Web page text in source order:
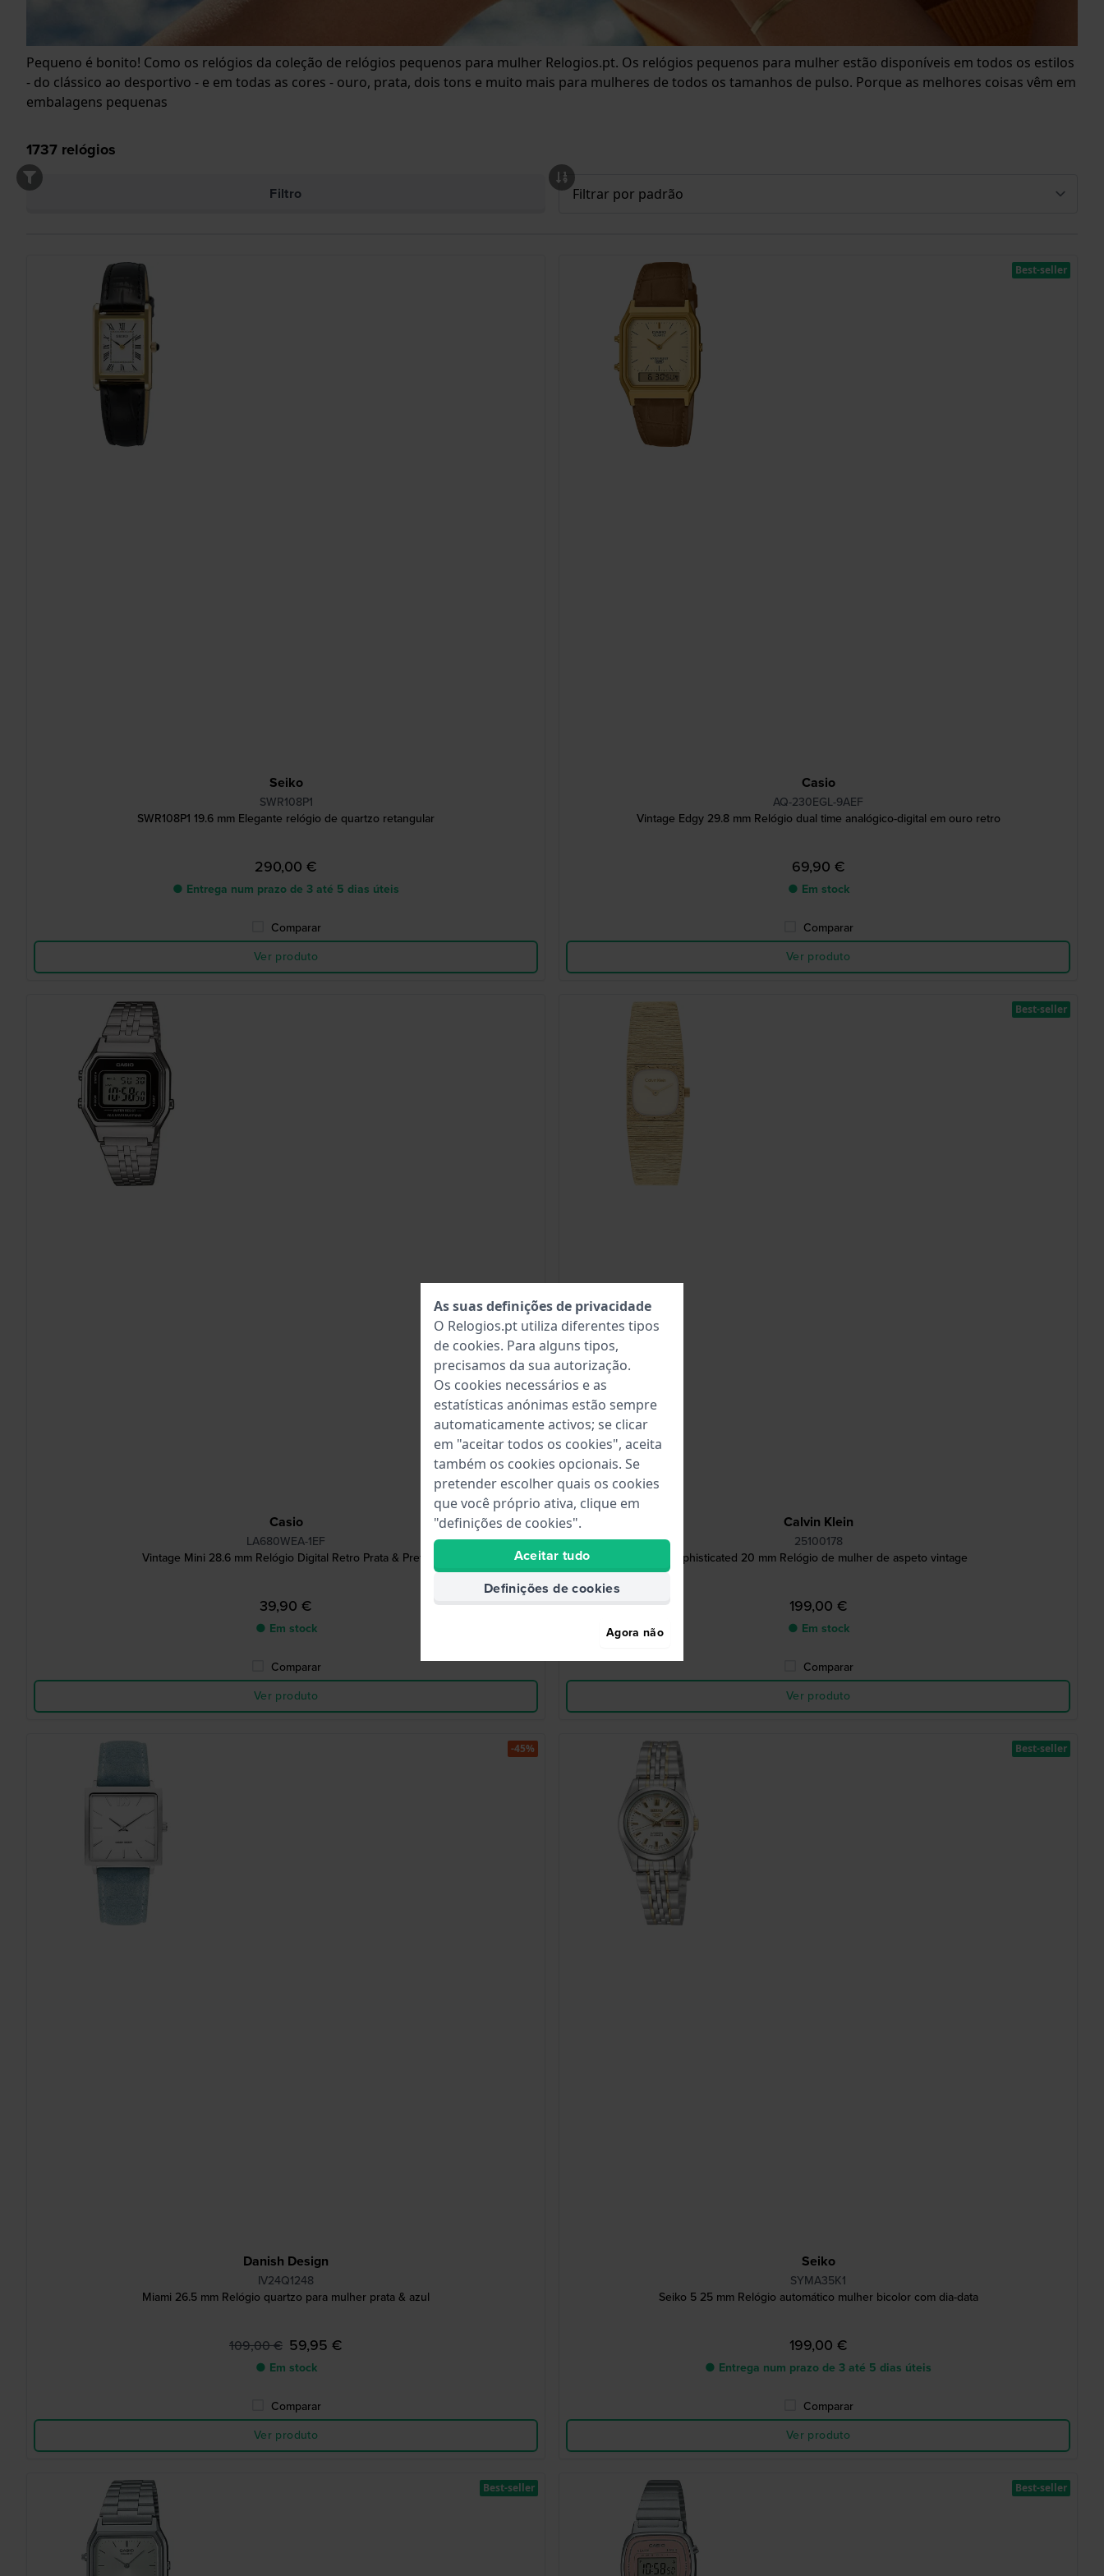
Pequeno é bonito! Como os relógios da coleção de relógios pequenos para mulher Relogios.pt. Os relógios pequenos para mulher estão disponíveis em todos os estilos
- do clássico ao desportivo - e em todas as cores - ouro, prata, dois tons e muito mais para mulheres de todos os tamanhos de pulso. Porque as melhores coisas vêm em
embalagens pequenas
1737 relógios
Filtro
Seiko
SWR108P1
SWR108P1 19.6 mm Elegante relógio de quartzo retangular
290,00 €
● Entrega num prazo de 3 até 5 dias úteis
Comparar
Ver produto
Casio
AQ-230EGL-9AEF
Vintage Edgy 29.8 mm Relógio dual time analógico-digital em ouro retro
69,90 €
● Em stock
Comparar
Ver produto
Best-seller
Casio
LA680WEA-1EF
Vintage Mini 28.6 mm Relógio Digital Retro Prata & Preto
39,90 €
● Em stock
Comparar
Ver produto
Calvin Klein
25100178
Sophisticated 20 mm Relógio de mulher de aspeto vintage
199,00 €
● Em stock
Comparar
Ver produto
Best-seller
Danish Design
IV24Q1248
Miami 26.5 mm Relógio quartzo para mulher prata & azul
109,00 € 59,95 €
● Em stock
Comparar
Ver produto
-45%
Seiko
SYMA35K1
Seiko 5 25 mm Relógio automático mulher bicolor com dia-data
199,00 €
● Entrega num prazo de 3 até 5 dias úteis
Comparar
Ver produto
Best-seller
Best-seller Best-seller
As suas definições de privacidade
O Relogios.pt utiliza diferentes tipos
de cookies. Para alguns tipos,
precisamos da sua autorização.
Os cookies necessários e as
estatísticas anónimas estão sempre
automaticamente activos; se clicar
em "aceitar todos os cookies", aceita
também os cookies opcionais. Se
pretender escolher quais os cookies
que você próprio ativa, clique em
"definições de cookies".
Aceitar tudo
Definições de cookies
Agora não